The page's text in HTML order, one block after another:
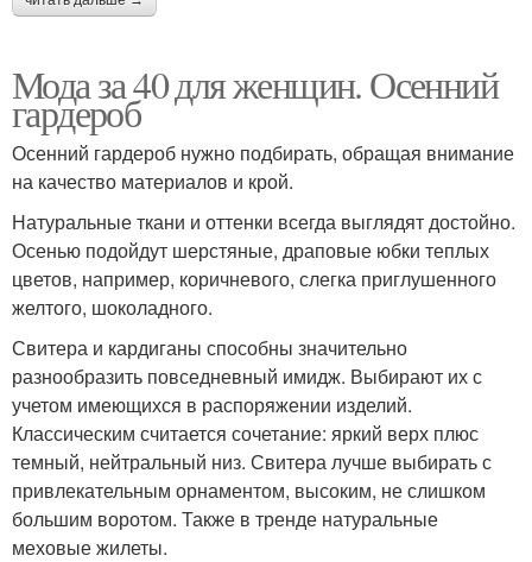
Мода за 40 для женщин. Осенний
гардероб
Осенний гардероб нужно подбирать, обращая внимание
на качество материалов и крой.
Натуральные ткани и оттенки всегда выглядят достойно.
Осенью подойдут шерстяные, драповые юбки теплых
цветов, например, коричневого, слегка приглушенного
желтого, шоколадного.
Свитера и кардиганы способны значительно
разнообразить повседневный имидж. Выбирают их с
учетом имеющихся в распоряжении изделий.
Классическим считается сочетание: яркий верх плюс
темный, нейтральный низ. Свитера лучше выбирать с
привлекательным орнаментом, высоким, не слишком
большим воротом. Также в тренде натуральные
меховые жилеты.